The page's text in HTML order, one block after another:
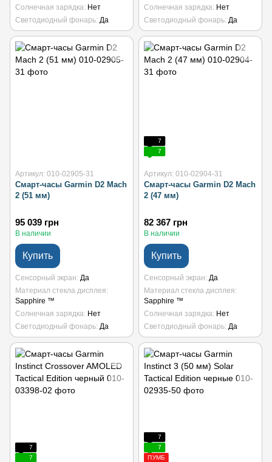
Солнечная зарядка Нет
Светодиодный фонарь Да
Солнечная зарядка Нет
Светодиодный фонарь Да
Артикул: 010-02905-31
Смарт-часы Garmin D2 Mach
2 (51 мм)
95 039 грн
В наличии
Купить
Сенсорный экран Да
Материал стекла дисплея
Sapphire ™
Солнечная зарядка Нет
Светодиодный фонарь Да
7
7
Артикул: 010-02904-31
Смарт-часы Garmin D2 Mach
2 (47 мм)
82 367 грн
В наличии
Купить
Сенсорный экран Да
Материал стекла дисплея
Sapphire ™
Солнечная зарядка Нет
Светодиодный фонарь Да
7
7
7
7
ПУМБ